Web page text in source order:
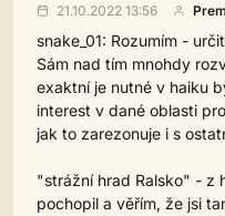
21.10.2022 13:56 Prem
snake_01: Rozumím -
Sám nad tím mnohdy
exaktní je nutné v haiku
interest v dané oblasti
jak to zarezonuje i s
"strážní hrad Ralsko" - z
pochopil a věřím, že jsi